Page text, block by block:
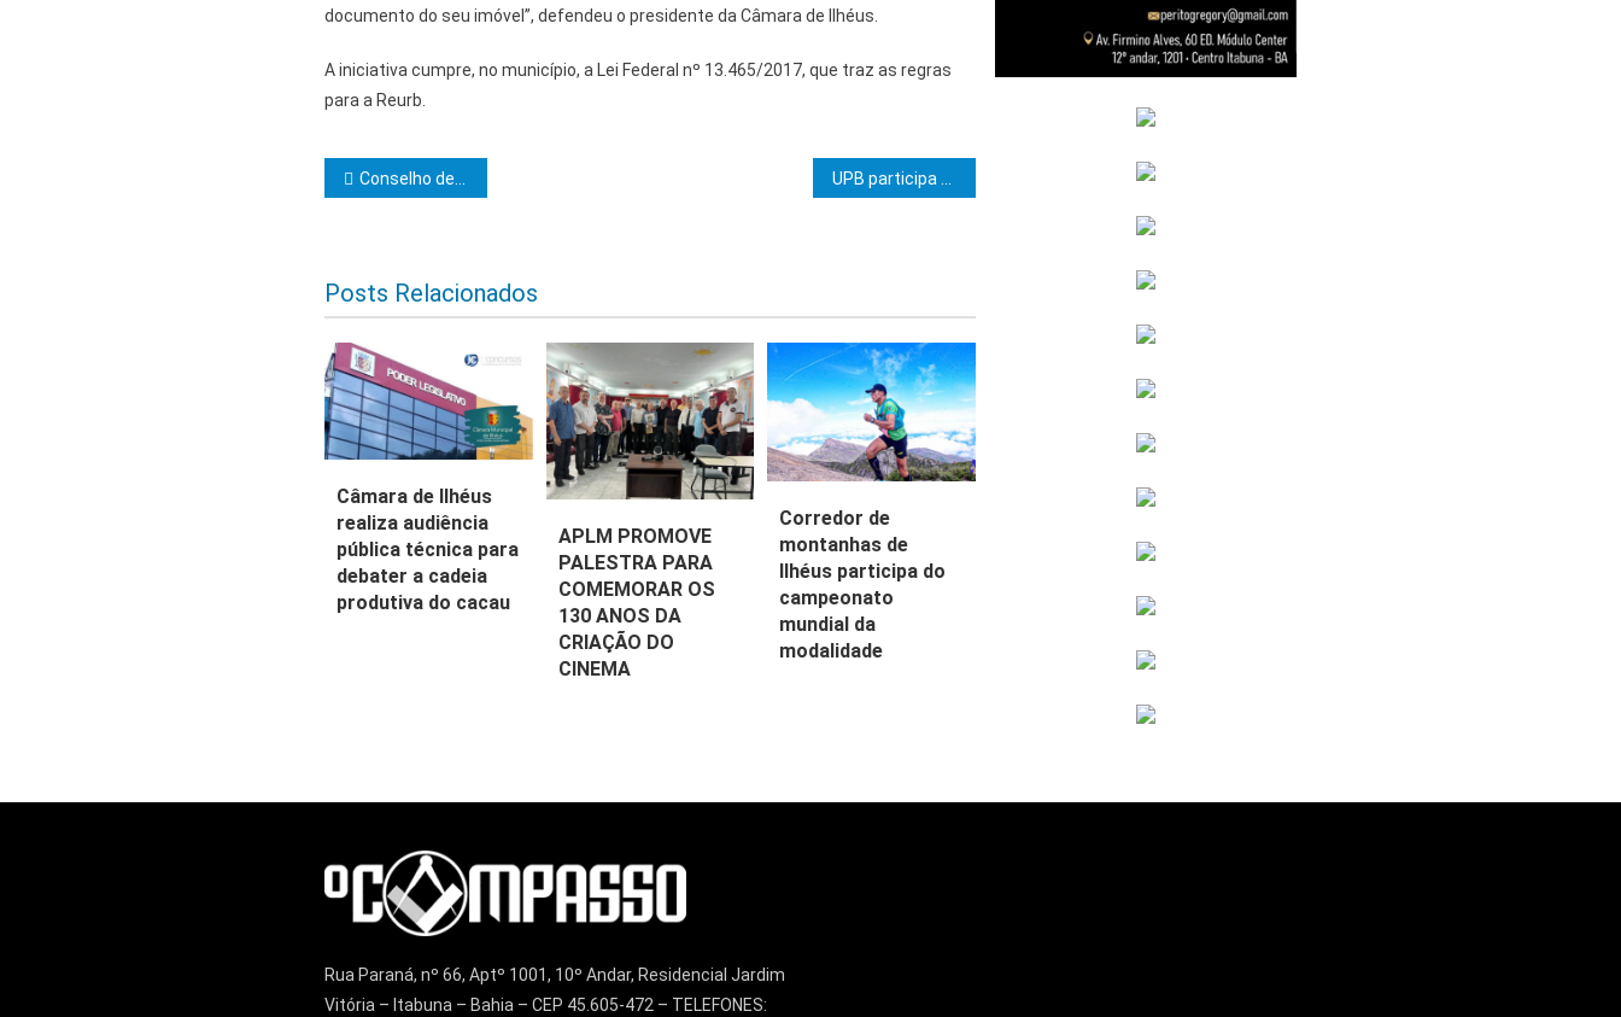
documento do seu imóvel”, defendeu o presidente da Câmara de Ilhéus.
A iniciativa cumpre, no município, a Lei Federal nº 13.465/2017, que traz as regras
para a Reurb.
Navegação de Post
Conselho de Cavaleiros Kadosh Mário Béhring realiza sessão magna de iniciação ao grau 19
Posts Relacionados
Câmara de Ilhéus
realiza audiência
pública técnica para
debater a cadeia
produtiva do cacau
APLM PROMOVE
PALESTRA PARA
COMEMORAR OS
130 ANOS DA
CRIAÇÃO DO
CINEMA
Corredor de
montanhas de
Ilhéus participa do
campeonato
mundial da
modalidade
Rua Paraná, nº 66, Aptº 1001, 10º Andar, Residencial Jardim
Vitória – Itabuna – Bahia – CEP 45.605-472 – TELEFONES: